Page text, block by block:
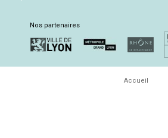
Nos partenaires
Accueil